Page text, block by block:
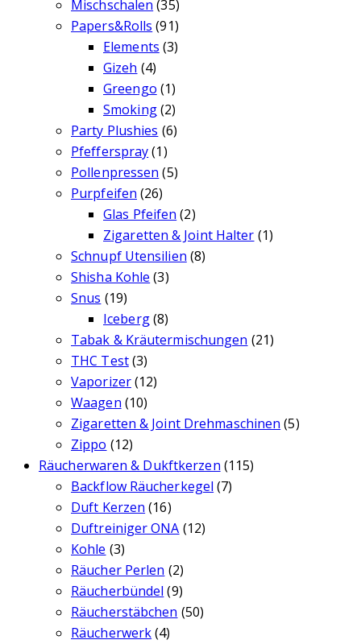
Mischschalen (35)
Papers&Rolls (91)
Elements (3)
Gizeh (4)
Greengo (1)
Smoking(2)
Party Plushies (6)
Pfefferspray(1)
Pollenpressen (5)
Purpfeifen (26)
Glas Pfeifen (2)
Zigaretten & Joint Halter (1)
Schnupf Utensilien (8)
Shisha Kohle (3)
Snus (19)
Iceberg(8)
Tabak & Kräutermischungen (21)
THC Test(3)
Vaporizer(12)
Waagen (10)
Zigaretten & Joint Drehmaschinen (5)
Zippo (12)
Räucherwaren & Dukftkerzen (115)
Backflow Räucherkegel (7)
Duft Kerzen (16)
Duftreiniger ONA (12)
Kohle (3)
Räucher Perlen (2)
Räucherbündel (9)
Räucherstäbchen (50)
Räucherwerk(4)